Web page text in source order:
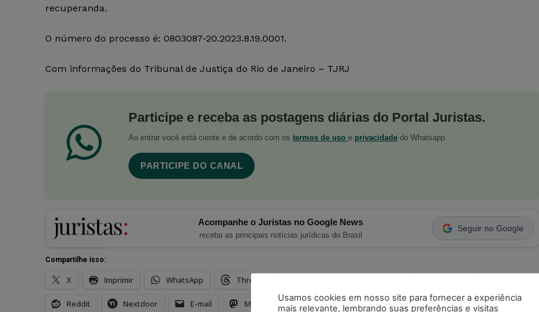
recuperanda.
O número do processo é: 0803087-20.2023.8.19.0001.
Com informações do Tribunal de Justiça do Rio de Janeiro – TJRJ
Participe e receba as postagens diárias do Portal Juristas.
Ao entrar você está ciente e de acordo com os termos de uso e privacidade do Whatsapp.
PARTICIPE DO CANAL
Acompanhe o Juristas no Google News
receba as principais notícias jurídicas do Brasil
Seguir no Google
Compartilhe isso:
X Imprimir WhatsApp Threads
Reddit Nextdoor E-mail Mastodon LinkedIn
Usamos cookies em nosso site para fornecer a experiência
mais relevante, lembrando suas preferências e visitas